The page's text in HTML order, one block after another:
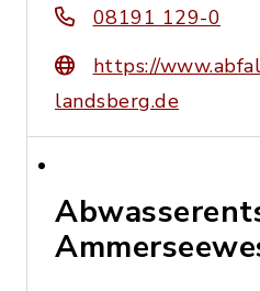
08191 129-0
https://
landsberg.de